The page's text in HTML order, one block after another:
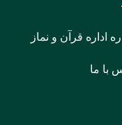
اداره قرآن و نماز
با ما